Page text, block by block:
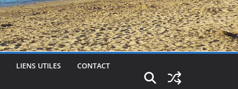
LIENS UTILES CONTACT